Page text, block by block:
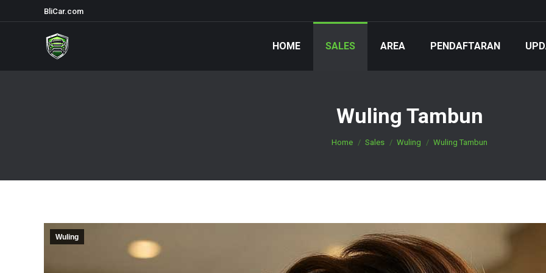
BliCar.com
HOME SALES AREA PENDAFTARAN
Wuling Tambun
You are here:
Home Sales Wuling Wuling Tambun
Wuling